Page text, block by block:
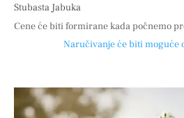
Stubasta Jabuka
Cene će biti formirane kada počnemo
Naručivanje će biti moguće